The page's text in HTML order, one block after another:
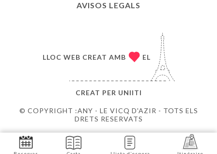
AVISOS LEGALS
© COPYRIGHT :ANY - LE VICQ D'AZIR - TOTS ELS
DRETS RESERVATS
LLOC WEB CREAT AMB EL
CREAT PER UNIITI